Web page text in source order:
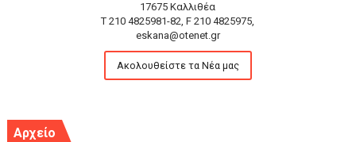
17675 Καλλιθέα
T 210 4825981-82, F 210 4825975,
eskana@otenet.gr
Ακολουθείστε τα Νέα μας
Αρχείο